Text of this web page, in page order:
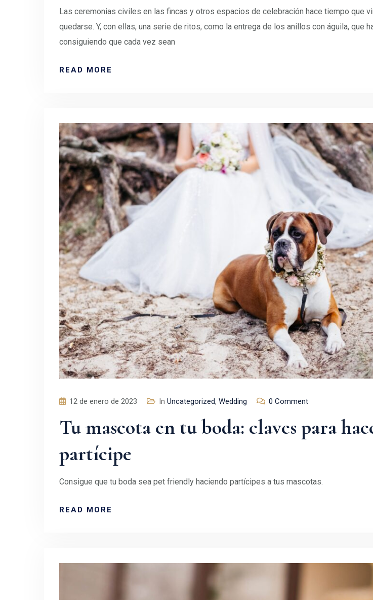
Las ceremonias civiles en las fincas y otros espacios de celebración hace tiempo que
quedarse. Y, con ellas, una serie de ritos, como la entrega de los anillos con águila, que
consiguiendo que cada vez sean
READ MORE
12 de enero de 2023 In Uncategorized, Wedding 0 Comment
Tu mascota en tu boda: claves para
partícipe
Consigue que tu boda sea pet friendly haciendo partícipes a tus mascotas.
READ MORE